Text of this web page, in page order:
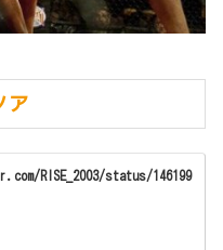
ア
RISE_2003/status/146199